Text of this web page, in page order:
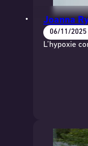
Joanna
06/11/2025
L’hypoxie